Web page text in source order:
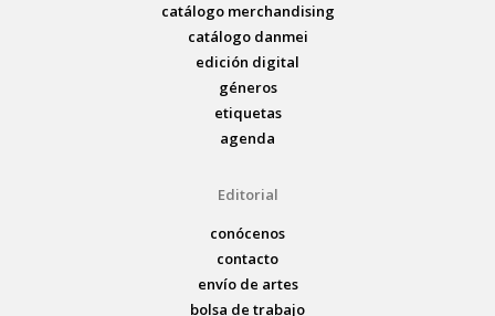
catálogo merchandising
catálogo danmei
edición digital
géneros
etiquetas
agenda
Editorial
conócenos
contacto
envío de artes
bolsa de trabajo